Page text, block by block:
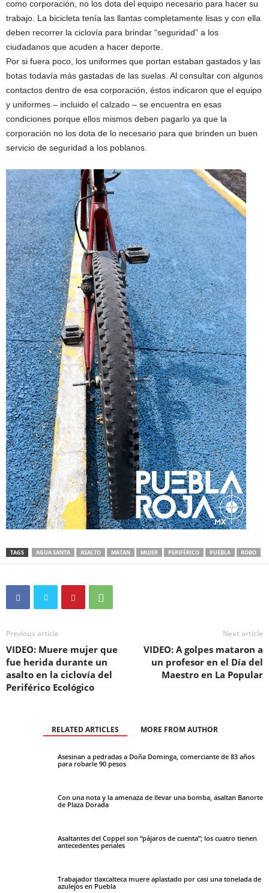
como corporación, no los dota del equipo necesario para hacer su
trabajo. La bicicleta tenía las llantas completamente lisas y con ella
deben recorrer la ciclovía para brindar “seguridad” a los
ciudadanos que acuden a hacer deporte.
Por si fuera poco, los uniformes que portan estaban gastados y las
botas todavía más gastadas de las suelas. Al consultar con algunos
contactos dentro de esa corporación, éstos indicaron que el equipo
y uniformes – incluido el calzado – se encuentra en esas
condiciones porque ellos mismos deben pagarlo ya que la
corporación no los dota de lo necesario para que brinden un buen
servicio de seguridad a los poblanos.
TAGS AGUA SANTA ASALTO MATAN MUJER PERIFÉRICO PUEBLA ROBO
Previous article
VIDEO: Muere mujer que
fue herida durante un
asalto en la ciclovía del
Periférico Ecológico
Next article
VIDEO: A golpes mataron a
un profesor en el Día del
Maestro en La Popular
RELATED ARTICLES MORE FROM AUTHOR
Asesinan a pedradas a Doña Dominga, comerciante de 83 años
para robarle 90 pesos
Con una nota y la amenaza de llevar una bomba, asaltan Banorte
de Plaza Dorada
Asaltantes del Coppel son “pájaros de cuenta”; los cuatro tienen
antecedentes penales
Trabajador tlaxcalteca muere aplastado por casi una tonelada de
azulejos en Puebla